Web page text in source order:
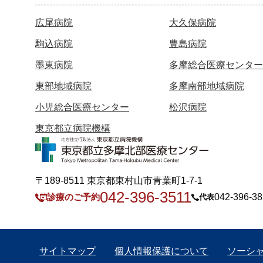
広尾病院 大久保病院
駒込病院 豊島病院
墨東病院 多摩総合医療センター
東部地域病院 多摩南部地域病院
小児総合医療センター 松沢病院
東京都立病院機構
〒189-8511 東京都東村山市青葉町1-7-1
診療のご予約042-396-3511 代表042-396-
サイトマップ 個人情報保護について
ソーシ